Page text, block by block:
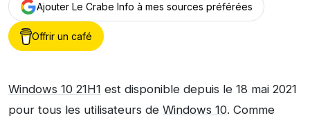
Ajouter Le Crabe Info à mes sources préférées
Offrir un café
Windows 10 21H1 est disponible depuis le 18 mai 2021
pour tous les utilisateurs de Windows 10. Comme